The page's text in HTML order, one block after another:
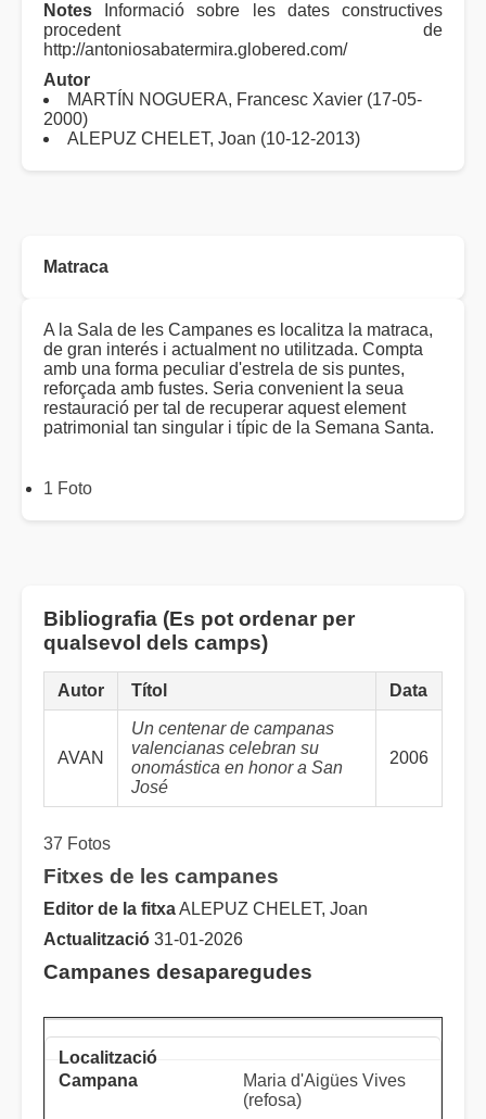
Notes Informació sobre les dates constructives
procedent de
http://antoniosabatermira.globered.com/
Autor
MARTÍN NOGUERA, Francesc Xavier (17-05-
2000)
ALEPUZ CHELET, Joan (10-12-2013)
Matraca
A la Sala de les Campanes es localitza la matraca,
de gran interés i actualment no utilitzada. Compta
amb una forma peculiar d'estrela de sis puntes,
reforçada amb fustes. Seria convenient la seua
restauració per tal de recuperar aquest element
patrimonial tan singular i típic de la Semana Santa.
1 Foto
Bibliografia (Es pot ordenar per
qualsevol dels camps)
Autor Títol Data
AVAN
Un centenar de campanas
valencianas celebran su
onomástica en honor a San
José
2006
37 Fotos
Fitxes de les campanes
Editor de la fitxaALEPUZ CHELET, Joan
Actualització 31-01-2026
Campanes desaparegudes
Maria d'Aigües Vives
(refosa)